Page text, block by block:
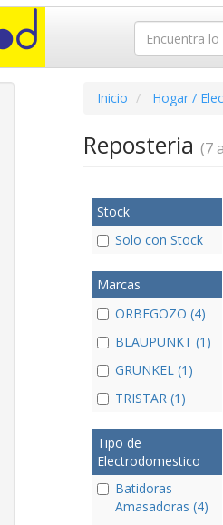
Inicio Hogar /
Reposteria (7
Stock
Solo con Stock
Marcas
ORBEGOZO (4)
BLAUPUNKT (1)
GRUNKEL (1)
TRISTAR (1)
Tipo de
Electrodomestico
Batidoras
Amasadoras (4)